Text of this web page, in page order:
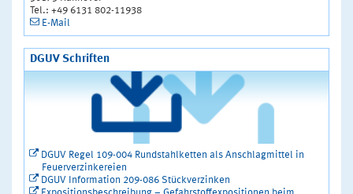
Tel.: +49 6131 802-11938
E-Mail
DGUV Schriften
DGUV Regel 109-004 Rundstahlketten als Anschlagmittel in
Feuerverzinkereien
DGUV Information 209-086 Stückverzinken